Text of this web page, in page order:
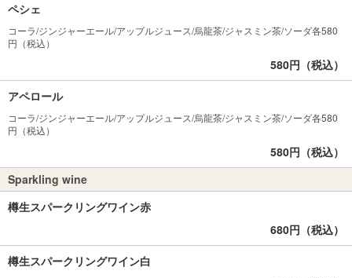
ペシェ
コーラ/ジンジャーエール/アップルジュース/烏龍茶/ジャスミン茶/ソーダ各580
円（税込）
580円（税込）
アペロール
コーラ/ジンジャーエール/アップルジュース/烏龍茶/ジャスミン茶/ソーダ各580
円（税込）
580円（税込）
Sparkling wine
樽生スパークリングワイン赤
680円（税込）
樽生スパークリングワイン白